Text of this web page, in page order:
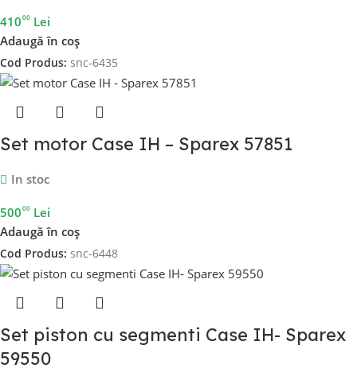
41000 Lei
Adaugă în coș
Cod Produs: snc-6435
Set motor Case IH – Sparex 57851
In stoc
50000 Lei
Adaugă în coș
Cod Produs: snc-6448
Set piston cu segmenti Case IH- Sparex
59550